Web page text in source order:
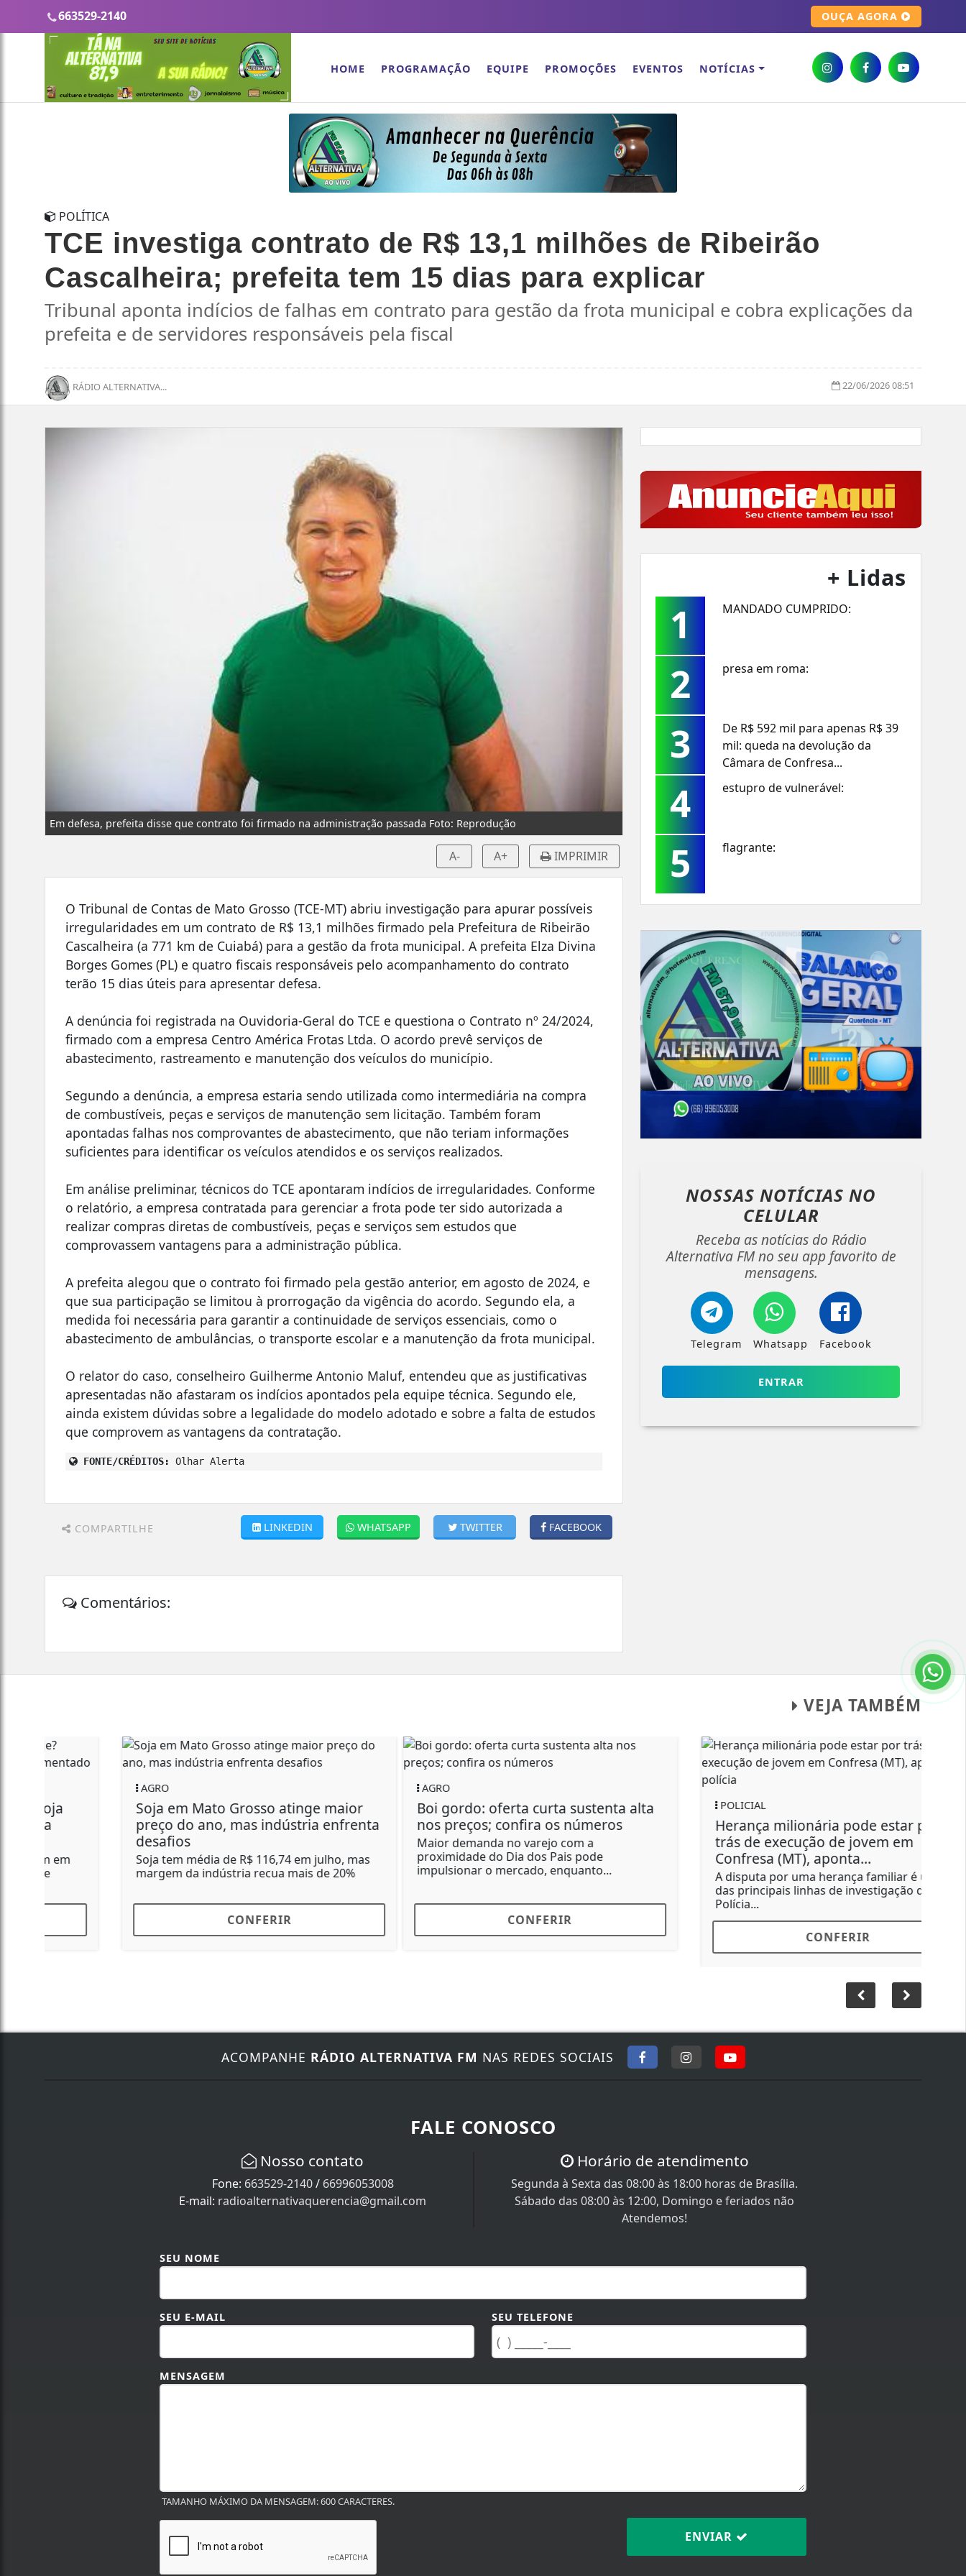
663529-2140 OUÇA AGORA
HOME PROGRAMAÇÃO EQUIPE PROMOÇÕES EVENTOS NOTÍCIAS
POLÍTICA
TCE investiga contrato de R$ 13,1 milhões de Ribeirão
Cascalheira; prefeita tem 15 dias para explicar
Tribunal aponta indícios de falhas em contrato para gestão da frota municipal e cobra explicações da
prefeita e de servidores responsáveis pela fiscal
RÁDIO ALTERNATIVA... 22/06/2026 08:51
Em defesa, prefeita disse que contrato foi firmado na administração passada Foto: Reprodução
A- A+ IMPRIMIR
O Tribunal de Contas de Mato Grosso (TCE-MT) abriu investigação para apurar possíveis
irregularidades em um contrato de R$ 13,1 milhões firmado pela Prefeitura de Ribeirão
Cascalheira (a 771 km de Cuiabá) para a gestão da frota municipal. A prefeita Elza Divina
Borges Gomes (PL) e quatro fiscais responsáveis pelo acompanhamento do contrato
terão 15 dias úteis para apresentar defesa.
A denúncia foi registrada na Ouvidoria-Geral do TCE e questiona o Contrato nº 24/2024,
firmado com a empresa Centro América Frotas Ltda. O acordo prevê serviços de
abastecimento, rastreamento e manutenção dos veículos do município.
Segundo a denúncia, a empresa estaria sendo utilizada como intermediária na compra
de combustíveis, peças e serviços de manutenção sem licitação. Também foram
apontadas falhas nos comprovantes de abastecimento, que não teriam informações
suficientes para identificar os veículos atendidos e os serviços realizados.
Em análise preliminar, técnicos do TCE apontaram indícios de irregularidades. Conforme
o relatório, a empresa contratada para gerenciar a frota pode ter sido autorizada a
realizar compras diretas de combustíveis, peças e serviços sem estudos que
comprovassem vantagens para a administração pública.
A prefeita alegou que o contrato foi firmado pela gestão anterior, em agosto de 2024, e
que sua participação se limitou à prorrogação da vigência do acordo. Segundo ela, a
medida foi necessária para garantir a continuidade de serviços essenciais, como o
abastecimento de ambulâncias, o transporte escolar e a manutenção da frota municipal.
O relator do caso, conselheiro Guilherme Antonio Maluf, entendeu que as justificativas
apresentadas não afastaram os indícios apontados pela equipe técnica. Segundo ele,
ainda existem dúvidas sobre a legalidade do modelo adotado e sobre a falta de estudos
que comprovem as vantagens da contratação.
FONTE/CRÉDITOS: Olhar Alerta
COMPARTILHE FACEBOOK
TWITTER
WHATSAPP
LINKEDIN
Comentários:
+ Lidas
1 MANDADO CUMPRIDO:
2 presa em roma:
3
De R$ 592 mil para apenas R$ 39
mil: queda na devolução da
Câmara de Confresa...
4 estupro de vulnerável:
5 flagrante:
NOSSAS NOTÍCIASNO
CELULAR
Receba as notícias do Rádio
Alternativa FM no seu app favorito de
mensagens.
Telegram Whatsapp Facebook
ENTRAR
VEJA TAMBÉM
Boi gordo: oferta curta sustenta alta
nos preços; confira os números
Maior demanda no varejo com a
proximidade do Dia dos Pais pode
impulsionar o mercado, enquanto...
POLICIAL
Herança milionária pode estar por
trás de execução de jovem em
Confresa (MT), aponta...
A disputa por uma herança familiar é uma
Polícia...
CONFERIR
Operação investiga familiares de
jovem executado em Confresa por
possível disputa de...
Polícia Civil cumpriu quatro mandados de
busca e apreensão e prendeu dois homens
em...
CONFERIR
ACOMPANHE RÁDIO ALTERNATIVA FM NAS REDES SOCIAIS
FALE CONOSCO
Nosso contato
Fone: 663529-2140/ 66996053008
E-mail: radioalternativaquerencia@gmail.com
Horário de atendimento
Segunda à Sexta das 08:00 às 18:00 horas de Brasília.
Sábado das 08:00 às 12:00, Domingo e feriados não
Atendemos!
SEU NOME
SEU E-MAIL SEU TELEFONE
MENSAGEM
TAMANHO MÁXIMO DA MENSAGEM: 600 CARACTERES.
ENVIAR